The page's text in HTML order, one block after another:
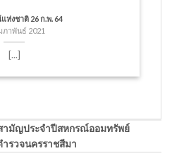
งชาติ 26 ก.พ. 64
ภาพันธ์ 2021
[...]
ามัญประจำปีสหกรณ์ออมทรัพย์
รวจนครราชสีมา